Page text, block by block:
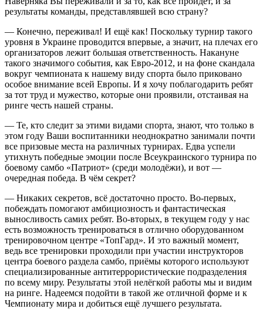
результаты команды, представлявшей всю страну?
— Конечно, переживал! И ещё как! Поскольку турнир такого
уровня в Украине проводится впервые, а значит, на плечах его
организаторов лежит большая ответственность. Накануне
такого значимого события, как Евро-2012, и на фоне скандала
вокруг чемпионата к нашему виду спорта было приковано
особое внимание всей Европы. И я хочу поблагодарить ребят
за тот труд и мужество, которые они проявили, отстаивая на
ринге честь нашей страны.
— Те, кто следит за этими видами спорта, знают, что только в
этом году Ваши воспитанники неоднократно занимали почти
все призовые места на различных турнирах. Едва успели
утихнуть победные эмоции после Всеукраинского турнира по
боевому самбо «Патриот» (среди молодёжи), и вот —
очередная победа. В чём секрет?
— Никаких секретов, всё достаточно просто. Во-первых,
побеждать помогают амбициозность и фантастическая
выносливость самих ребят. Во-вторых, в текущем году у нас
есть возможность тренироваться в отлично оборудованном
тренировочном центре «ТопГард». И это важный момент,
ведь все тренировки проходили при участии инструкторов
центра боевого раздела самбо, приёмы которого используют
специализированные антитеррористические подразделения
по всему миру. Результаты этой нелёгкой работы мы и видим
на ринге. Надеемся подойти в такой же отличной форме и к
Чемпионату мира и добиться ещё лучшего результата.